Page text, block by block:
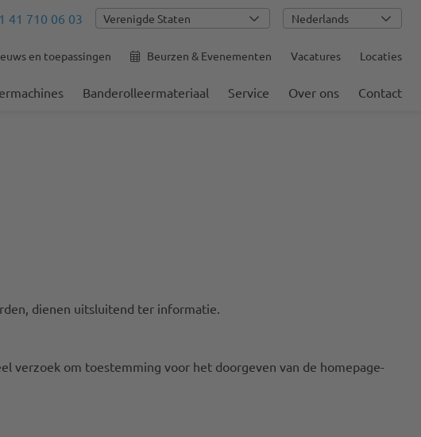
41 710 06 03 Nederlands
en toepassingen Beurzen & Evenementen Vacatures Locaties
Banderolleermateriaal Service Over ons Contact
dienen uitsluitend ter informatie.
verzoek om toestemming voor het doorgeven van de homepage-